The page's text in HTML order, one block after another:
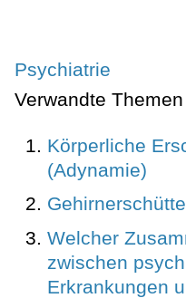
Psychiatrie
Verwandte Themen
Körperliche
(Adynamie)
Welcher
zwischen
Erkrankungen